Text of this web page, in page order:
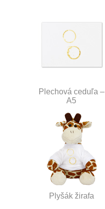
Plechová ceduľa –
A5
Plyšák žirafa